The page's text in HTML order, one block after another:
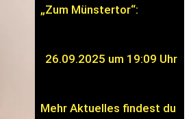
„Zum Münstertor“:
26.09.2025 um 19:09 Uhr
Mehr Aktuelles findest du